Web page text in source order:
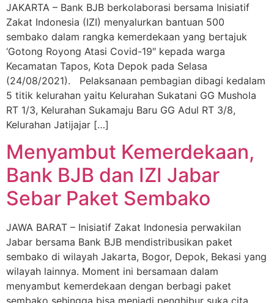
JAKARTA – Bank BJB berkolaborasi bersama Inisiatif
Zakat Indonesia (IZI) menyalurkan bantuan 500
sembako dalam rangka kemerdekaan yang bertajuk
‘Gotong Royong Atasi Covid-19″ kepada warga
Kecamatan Tapos, Kota Depok pada Selasa
(24/08/2021). Pelaksanaan pembagian dibagi kedalam
5 titik kelurahan yaitu Kelurahan Sukatani GG Mushola
RT 1/3, Kelurahan Sukamaju Baru GG Adul RT 3/8,
Kelurahan Jatijajar […]
Menyambut Kemerdekaan,
Bank BJB dan IZI Jabar
Sebar Paket Sembako
JAWA BARAT – Inisiatif Zakat Indonesia perwakilan
Jabar bersama Bank BJB mendistribusikan paket
sembako di wilayah Jakarta, Bogor, Depok, Bekasi yang
wilayah lainnya. Moment ini bersamaan dalam
menyambut kemerdekaan dengan berbagi paket